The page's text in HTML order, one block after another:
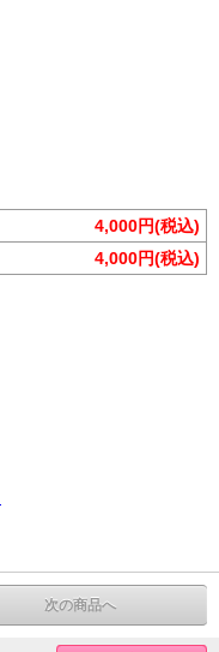
4,000円(税込)
4,000円(税込)
次の商品へ